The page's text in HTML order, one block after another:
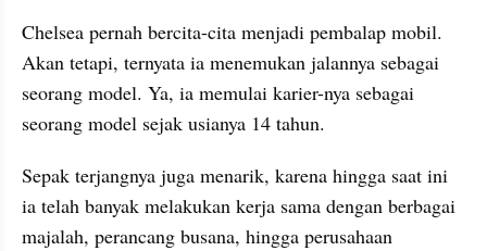
Chelsea pernah bercita-cita menjadi pembalap mobil.
Akan tetapi, ternyata ia menemukan jalannya sebagai
seorang model. Ya, ia memulai karier-nya sebagai
seorang model sejak usianya 14 tahun.
Sepak terjangnya juga menarik, karena hingga saat ini
ia telah banyak melakukan kerja sama dengan berbagai
majalah, perancang busana, hingga perusahaan